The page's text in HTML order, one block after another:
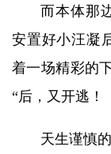
而本体那
安置好小汪凝
着一场精彩的
“后，又开逃！
天生谨慎